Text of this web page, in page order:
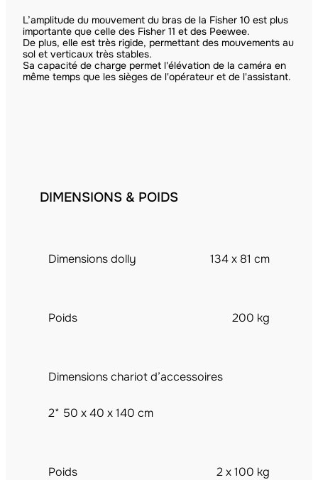
L’amplitude du mouvement du bras de la Fisher 10 est plus
importante que celle des Fisher 11 et des Peewee.
De plus, elle est très rigide, permettant des mouvements au
sol et verticaux très stables.
Sa capacité de charge permet l'élévation de la caméra en
même temps que les sièges de l'opérateur et de l'assistant.
DIMENSIONS & POIDS
Dimensions dolly 134 x 81 cm
Poids 200 kg
Dimensions chariot d’accessoires
2* 50 x 40 x 140 cm
Poids 2 x 100 kg